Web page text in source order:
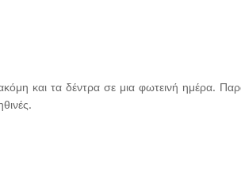
και τα δέντρα σε μια φωτεινή ημέρα.